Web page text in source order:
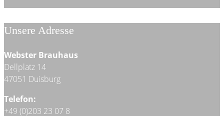
Unsere Adresse
Webster Brauhaus
Dellplatz 14
47051 Duisburg
Telefon:
+49 (0)203 23 07 8